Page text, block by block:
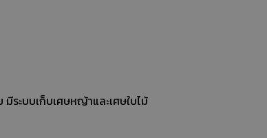
ระบบเก็บเศษหญ้าและเศษใบไม้